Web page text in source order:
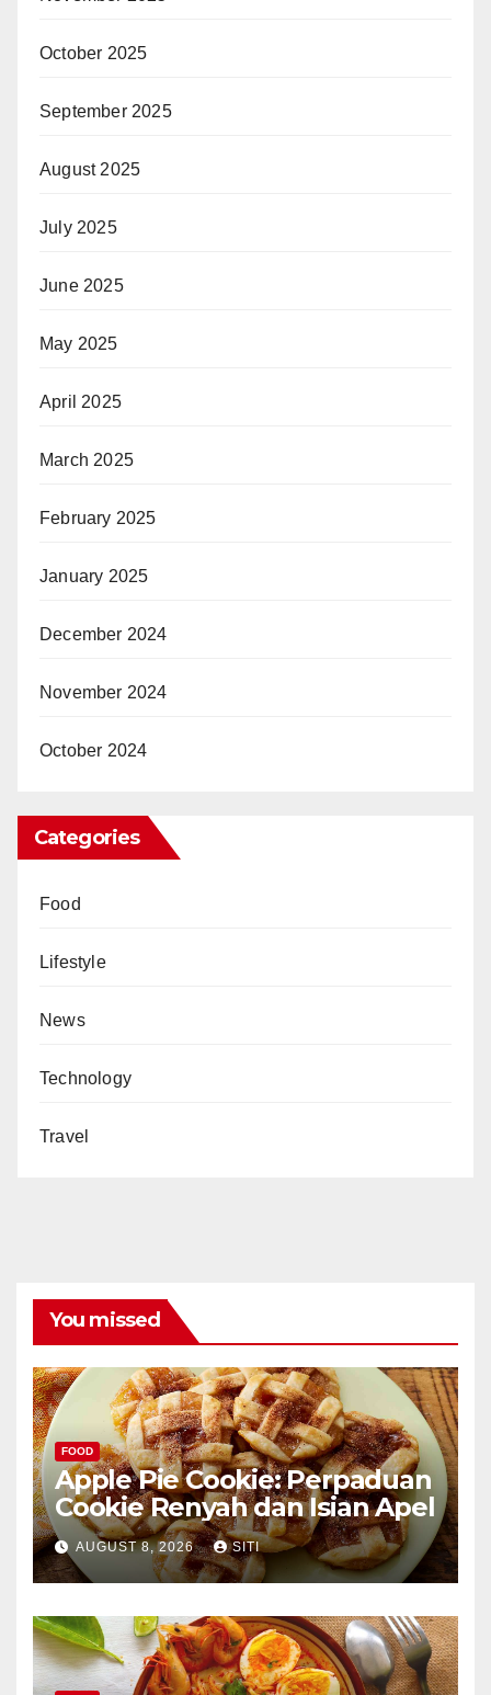
October 2025
September 2025
August 2025
July 2025
June 2025
May 2025
April 2025
March 2025
February 2025
January 2025
December 2024
November 2024
October 2024
Categories
Food
Lifestyle
News
Technology
Travel
You missed
FOOD
Apple Pie Cookie: Perpaduan
Cookie Renyah dan Isian Apel
AUGUST 8, 2026 SITI